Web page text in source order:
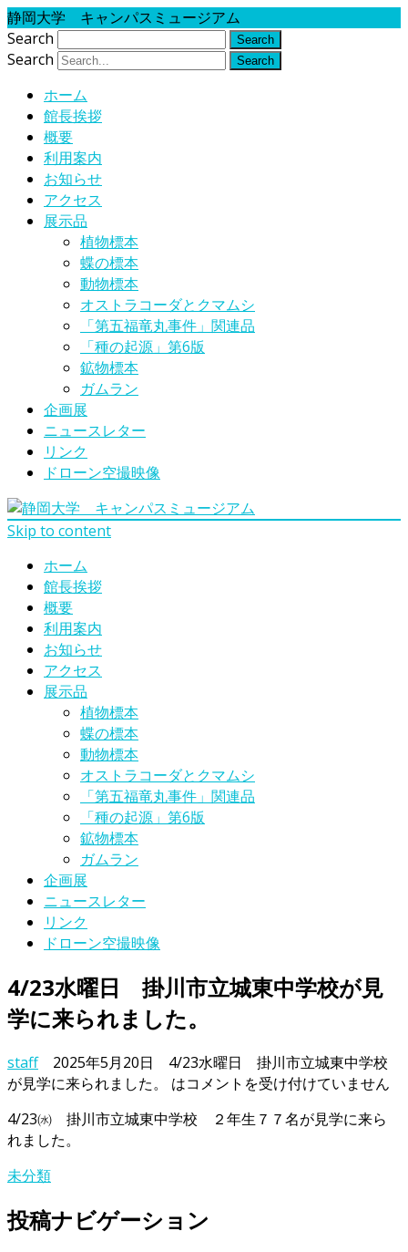
静岡大学 キャンパスミュージアム
Search
Search
ホーム
館長挨拶
概要
利用案内
お知らせ
アクセス
展示品
植物標本
蝶の標本
動物標本
オストラコーダとクマムシ
「第五福竜丸事件」関連品
「種の起源」第6版
鉱物標本
ガムラン
企画展
ニュースレター
リンク
ドローン空撮映像
Skip to content
ホーム
館長挨拶
概要
利用案内
お知らせ
アクセス
展示品
植物標本
蝶の標本
動物標本
オストラコーダとクマムシ
「第五福竜丸事件」関連品
「種の起源」第6版
鉱物標本
ガムラン
企画展
ニュースレター
リンク
ドローン空撮映像
4/23水曜日 掛川市立城東中学校が見
学に来られました。
staff 2025年5月20日
4/23水曜日 掛川市立城東中学校
が見学に来られました。 はコメントを受け付けていません
4/23㈬ 掛川市立城東中学校 ２年生７７名が見学に来ら
れました。
未分類
投稿ナビゲーション